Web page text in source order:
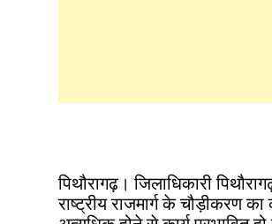
पिथौरागढ़। जिलाधिकारी
राष्ट्रीय राजमार्ग के चौड़ीकरण